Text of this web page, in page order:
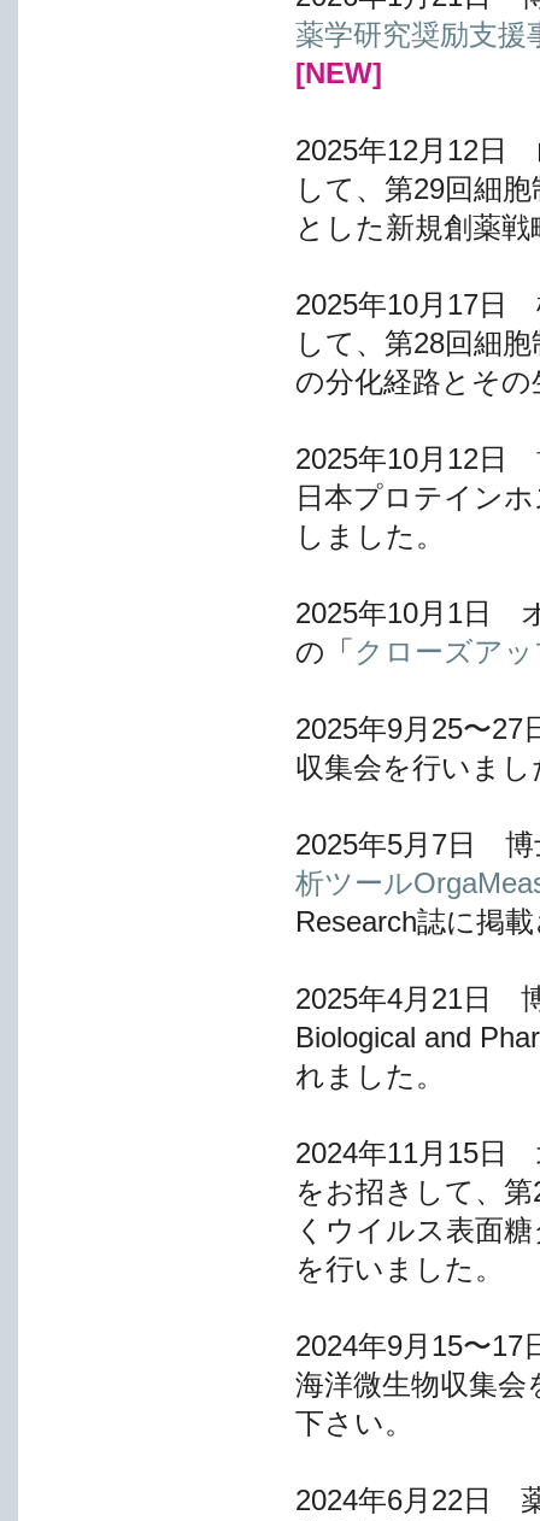
薬学研究奨励支援
[NEW]
2025年12月12日
して、第29回細
とした新規創薬
2025年10月17日
して、第28回細
の分化経路とそ
2025年10月12日
日本プロテイン
しました。
2025年10月1日
の「 クローズア
2025年9月25〜
収集会を行いま
2025年5月7日 博
析ツール
Research誌に掲
2025年4月21日
Biological and
れました。
2024年11月15日
をお招きして、
くウイルス表面
を行いました。
2024年9月15〜
海洋微生物収集
下さい。
2024年6月22日